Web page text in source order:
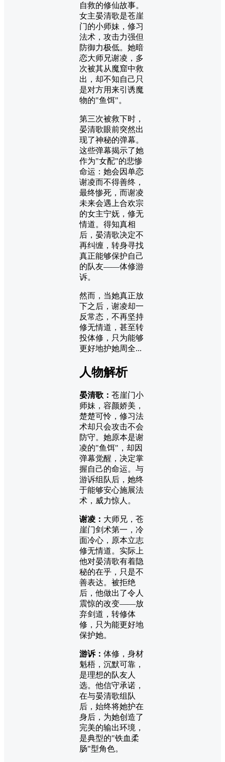
自救的修仙故事。
女主晏清歌是苍崖
门的小师妹，修习
法术，攻击力强但
防御力极低。她暗
恋大师兄谢凌，多
次被其从魔窟中救
出，却不知自己只
是对方用来引诱魔
物的"鱼饵"。
第三次被救下时，
晏清歌眼前突然出
现了神秘的弹幕。
这些弹幕揭示了她
作为"女配"的悲惨
命运：她会因单恋
谢凌而不得善终，
最终惨死，而谢凌
未来会遇上合欢宗
的女主宁妩，修无
情道。得知真相
后，晏清歌决定不
再纠缠，转身寻找
真正能够保护自己
的队友——体修游
诉。
然而，当她真正放
下之后，谢凌却一
反常态，不再坚持
修无情道，甚至转
投体修，只为能够
更好地护她周全...
人物解析
晏清歌： 苍崖门小
师妹，容颜娇美，
楚楚可怜，修习法
术却只会攻击不会
防守。她原本是谢
凌的"鱼饵"，却因
弹幕觉醒，决定掌
握自己的命运。与
游诉组队后，她终
于能够安心施展法
术，威力惊人。
谢凌： 大师兄，苍
崖门剑术第一，冷
面冷心，原本立志
修无情道。实际上
他对晏清歌有着隐
秘的在乎，只是不
善表达。被拒绝
后，他做出了令人
震惊的改变——放
弃剑道，转修体
修，只为能更好地
保护她。
游诉： 体修，身材
魁梧，沉默可靠，
是理想的队友人
选。他信守承诺，
在与晏清歌组队
后，始终将她护在
身后，为她创造了
完美的输出环境，
是典型的"铁血柔
肠"型角色。